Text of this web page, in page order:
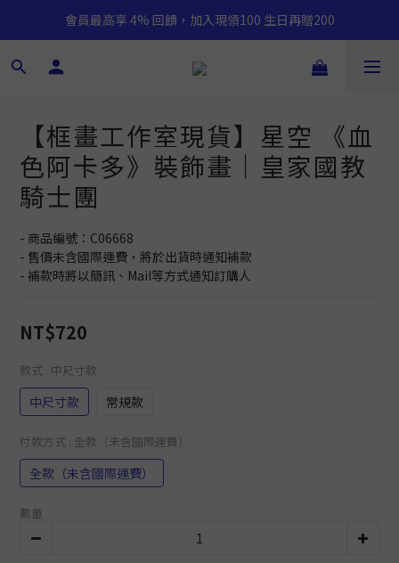
會員最高享 4% 回饋，加入現領100 生日再贈200
【框畫工作室現貨】星空 《血
色阿卡多》裝飾畫｜皇家國教
騎士團
- 商品編號：C06668
- 售價未含國際運費，將於出貨時通知補款
- 補款時將以簡訊、Mail等方式通知訂購人
NT$720
款式 : 中尺寸款
中尺寸款 常規款
付款方式 : 全款（未含國際運費）
全款（未含國際運費）
數量